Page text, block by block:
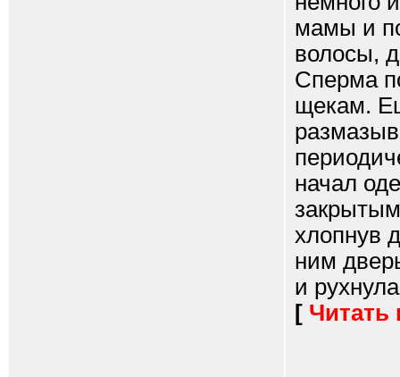
мамы и
волосы,
Сперма
щекам.
начал
хлопнув
ним
и
[ Читать